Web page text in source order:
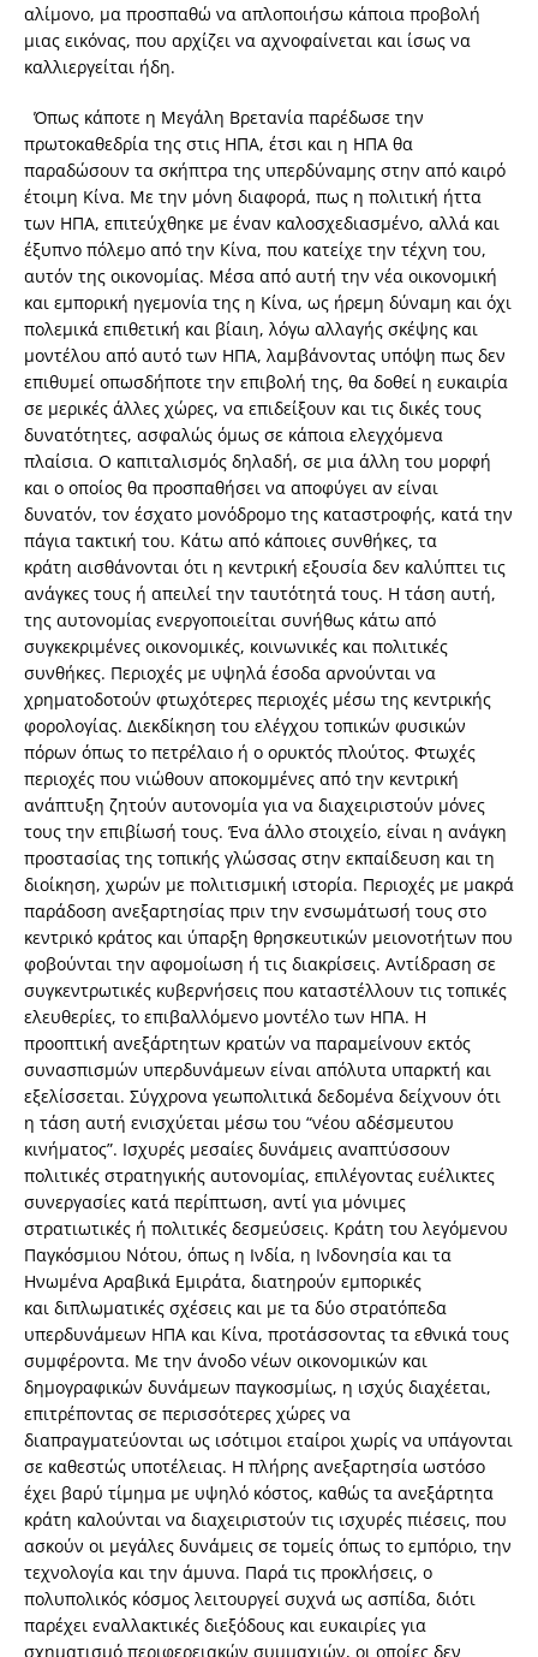
αλίμονο, μα προσπαθώ να απλοποιήσω κάποια προβολή
μιας εικόνας, που αρχίζει να αχνοφαίνεται και ίσως να
καλλιεργείται ήδη.
Όπως κάποτε η Μεγάλη Βρετανία παρέδωσε την
πρωτοκαθεδρία της στις ΗΠΑ, έτσι και η ΗΠΑ θα
παραδώσουν τα σκήπτρα της υπερδύναμης στην από καιρό
έτοιμη Κίνα. Με την μόνη διαφορά, πως η πολιτική ήττα
των ΗΠΑ, επιτεύχθηκε με έναν καλοσχεδιασμένο, αλλά και
έξυπνο πόλεμο από την Κίνα, που κατείχε την τέχνη του,
αυτόν της οικονομίας. Μέσα από αυτή την νέα οικονομική
και εμπορική ηγεμονία της η Κίνα, ως ήρεμη δύναμη και όχι
πολεμικά επιθετική και βίαιη, λόγω αλλαγής σκέψης και
μοντέλου από αυτό των ΗΠΑ, λαμβάνοντας υπόψη πως δεν
επιθυμεί οπωσδήποτε την επιβολή της, θα δοθεί η ευκαιρία
σε μερικές άλλες χώρες, να επιδείξουν και τις δικές τους
δυνατότητες, ασφαλώς όμως σε κάποια ελεγχόμενα
πλαίσια. Ο καπιταλισμός δηλαδή, σε μια άλλη του μορφή
και ο οποίος θα προσπαθήσει να αποφύγει αν είναι
δυνατόν, τον έσχατο μονόδρομο της καταστροφής, κατά την
πάγια τακτική του. Κάτω από κάποιες συνθήκες, τα
κράτη αισθάνονται ότι η κεντρική εξουσία δεν καλύπτει τις
ανάγκες τους ή απειλεί την ταυτότητά τους. Η τάση αυτή,
της αυτονομίας ενεργοποιείται συνήθως κάτω από
συγκεκριμένες οικονομικές, κοινωνικές και πολιτικές
συνθήκες. Περιοχές με υψηλά έσοδα αρνούνται να
χρηματοδοτούν φτωχότερες περιοχές μέσω της κεντρικής
φορολογίας. Διεκδίκηση του ελέγχου τοπικών φυσικών
πόρων όπως το πετρέλαιο ή ο ορυκτός πλούτος. Φτωχές
περιοχές που νιώθουν αποκομμένες από την κεντρική
ανάπτυξη ζητούν αυτονομία για να διαχειριστούν μόνες
τους την επιβίωσή τους. Ένα άλλο στοιχείο, είναι η ανάγκη
προστασίας της τοπικής γλώσσας στην εκπαίδευση και τη
διοίκηση, χωρών με πολιτισμική ιστορία. Περιοχές με μακρά
παράδοση ανεξαρτησίας πριν την ενσωμάτωσή τους στο
κεντρικό κράτος και ύπαρξη θρησκευτικών μειονοτήτων που
φοβούνται την αφομοίωση ή τις διακρίσεις. Αντίδραση σε
συγκεντρωτικές κυβερνήσεις που καταστέλλουν τις τοπικές
ελευθερίες, το επιβαλλόμενο μοντέλο των ΗΠΑ. Η
προοπτική ανεξάρτητων κρατών να παραμείνουν εκτός
συνασπισμών υπερδυνάμεων είναι απόλυτα υπαρκτή και
εξελίσσεται. Σύγχρονα γεωπολιτικά δεδομένα δείχνουν ότι
η τάση αυτή ενισχύεται μέσω του “νέου αδέσμευτου
κινήματος”. Ισχυρές μεσαίες δυνάμεις αναπτύσσουν
πολιτικές στρατηγικής αυτονομίας, επιλέγοντας ευέλικτες
συνεργασίες κατά περίπτωση, αντί για μόνιμες
στρατιωτικές ή πολιτικές δεσμεύσεις. Κράτη του λεγόμενου
Παγκόσμιου Νότου, όπως η Ινδία, η Ινδονησία και τα
Ηνωμένα Αραβικά Εμιράτα, διατηρούν εμπορικές
και διπλωματικές σχέσεις και με τα δύο στρατόπεδα
υπερδυνάμεων ΗΠΑ και Κίνα, προτάσσοντας τα εθνικά τους
συμφέροντα. Με την άνοδο νέων οικονομικών και
δημογραφικών δυνάμεων παγκοσμίως, η ισχύς διαχέεται,
επιτρέποντας σε περισσότερες χώρες να
διαπραγματεύονται ως ισότιμοι εταίροι χωρίς να υπάγονται
σε καθεστώς υποτέλειας. Η πλήρης ανεξαρτησία ωστόσο
έχει βαρύ τίμημα με υψηλό κόστος, καθώς τα ανεξάρτητα
κράτη καλούνται να διαχειριστούν τις ισχυρές πιέσεις, που
ασκούν οι μεγάλες δυνάμεις σε τομείς όπως το εμπόριο, την
τεχνολογία και την άμυνα. Παρά τις προκλήσεις, ο
πολυπολικός κόσμος λειτουργεί συχνά ως ασπίδα, διότι
παρέχει εναλλακτικές διεξόδους και ευκαιρίες για
σχηματισμό περιφερειακών συμμαχιών, οι οποίες δεν